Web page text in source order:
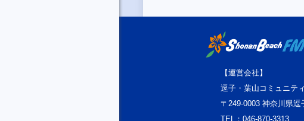
【運営会社】
逗子・葉山コミュニテ
〒249-0003 神奈川県逗
TEL：046-870-3313